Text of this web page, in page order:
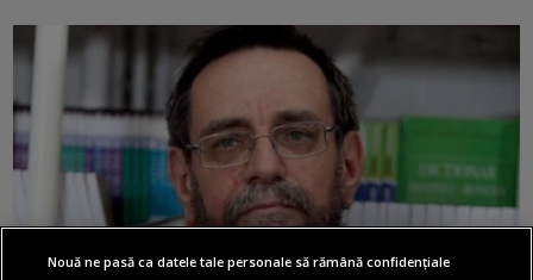
Nouă ne pasă ca datele tale personale să rămână confidențiale